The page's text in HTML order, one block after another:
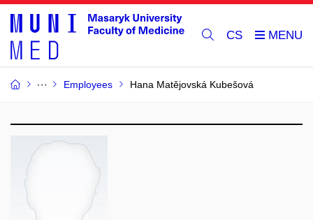
CS
Employees Hana Matějovská Kubešová